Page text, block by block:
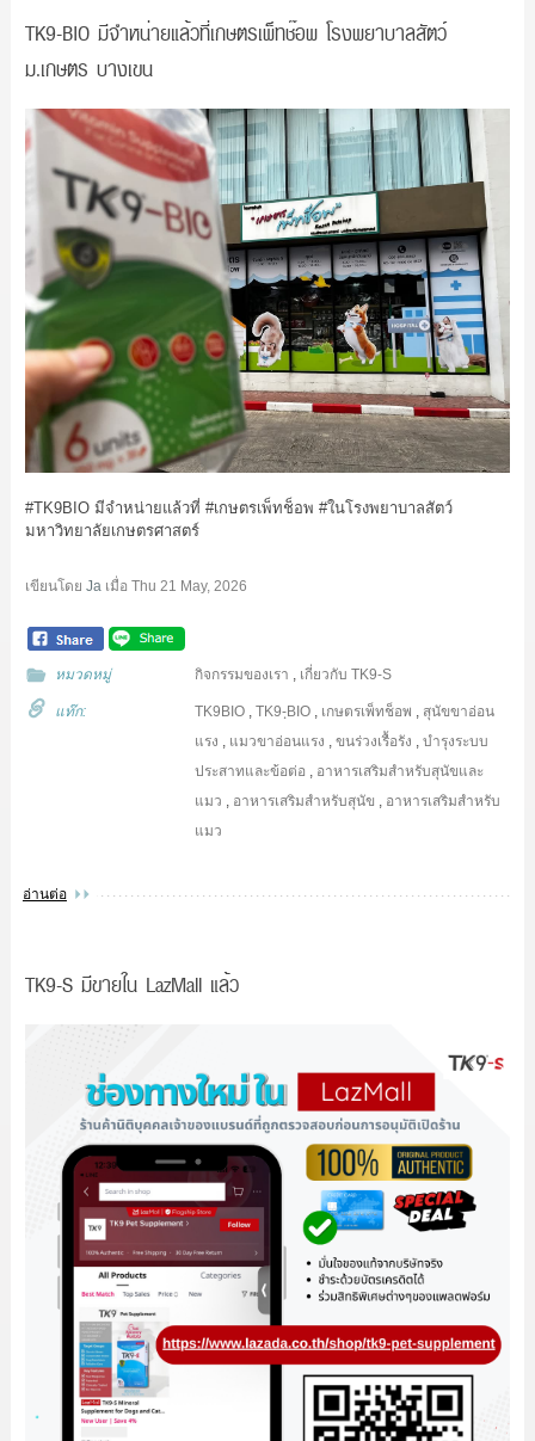
TK9​-BIO มีจำหน่ายแล้วที่เกษตรเพ็ทช๊อพ โรงพยาบาลสัตว์
ม.เกษตร บางเขน​
#TK9BIO มีจำหน่ายแล้วที่ #เกษตรเพ็ทช็อพ #ในโรงพยาบาลสัตว์
มหาวิทยาลัยเกษตรศาสตร์
เขียนโดย Ja เมื่อ Thu 21 May, 2026
หมวดหมู่ กิจกรรมของเรา เกี่ยวกับ TK9-S
แท๊ก: TK9BIO ,TK9-ฺBIO เกษตรเพ็ทช็อพ
สุนัขขาอ่อน
แรง
แมวขาอ่อนแรง ,ขนร่วงเรื้อรัง ,บำรุงระบบ
ประสาทและข้อต่อ
อาหารเสริมสำหรับสุนัขและ
แมว
อาหารเสริมสำหรับสุนัข
อาหารเสริมสำหรับ
แมว
อ่านต่อ
TK9-S มีขายใน LazMall แล้ว